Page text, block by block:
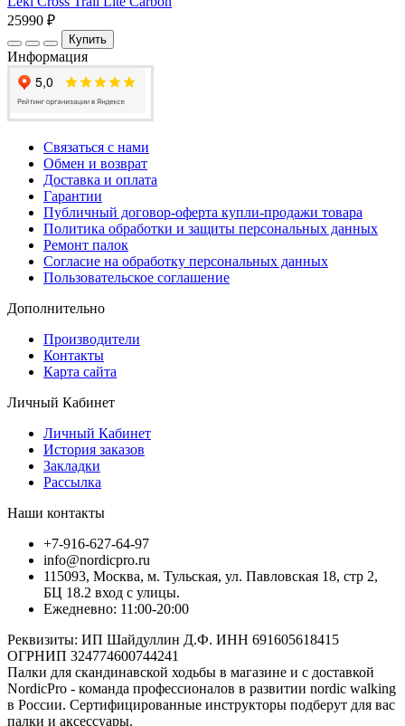
25990 ₽
Купить
Информация
Связаться с нами
Обмен и возврат
Доставка и оплата
Гарантии
Публичный договор-оферта купли-продажи товара
Политика обработки и защиты персональных данных
Ремонт палок
Согласие на обработку персональных данных
Пользовательское соглашение
Дополнительно
Производители
Контакты
Карта сайта
Личный Кабинет
Личный Кабинет
История заказов
Закладки
Рассылка
Наши контакты
+7-916-627-64-97
info@nordicpro.ru
115093, Москва, м. Тульская, ул. Павловская 18, стр 2,
БЦ 18.2 вход с улицы.
Ежедневно: 11:00-20:00
Реквизиты: ИП Шайдуллин Д.Ф. ИНН 691605618415
ОГРНИП 324774600744241
Палки для скандинавской ходьбы в магазине и с доставкой
NordicPro - команда профессионалов в развитии nordic walking
в России. Сертифицированные инструкторы подберут для вас
палки и аксессуары.